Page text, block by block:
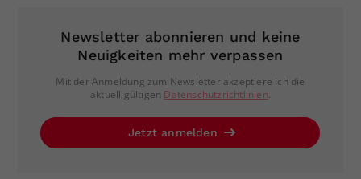
Newsletter abonnieren und keine
Neuigkeiten mehr verpassen
Mit der Anmeldung zum Newsletter akzeptiere ich die
aktuell gültigen Datenschutzrichtlinien.
Jetzt anmelden